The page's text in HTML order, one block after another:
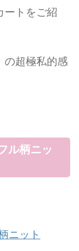
ートをご紹
の超極私的感
ル柄ニッ
ニット